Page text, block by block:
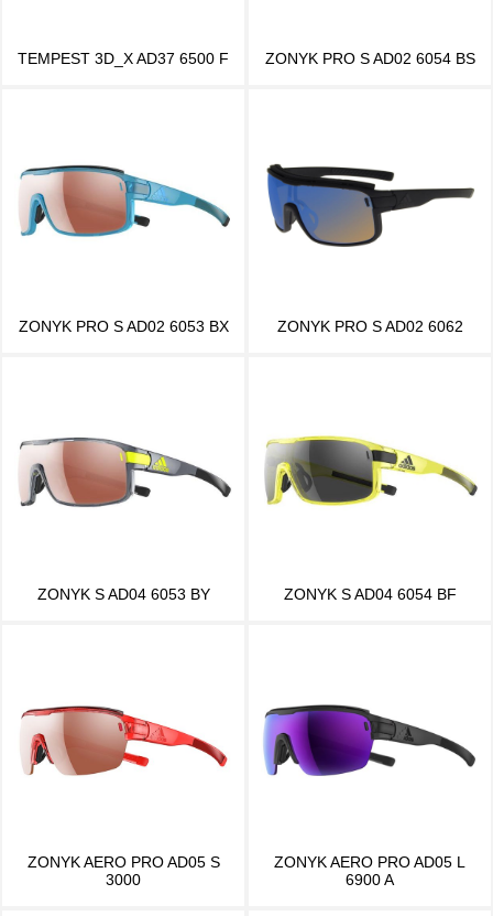
TEMPEST 3D_X AD37 6500 F ZONYK PRO S AD02 6054 BS
ZONYK PRO S AD02 6053 BX ZONYK PRO S AD02 6062
ZONYK S AD04 6053 BY ZONYK S AD04 6054 BF
ZONYK AERO PRO AD05 S
3000
ZONYK AERO PRO AD05 L
6900 A